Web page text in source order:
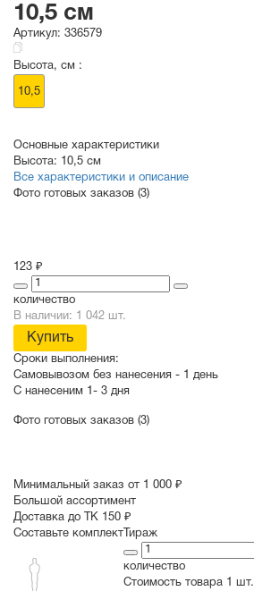
10,5 см
Артикул: 336579
Высота, см :
10,5
Основные характеристики
Высота: 10,5 см
Все характеристики и описание
Фото готовых заказов (3)
123 ₽
количество
В наличии: 1 042 шт.
Купить
Сроки выполнения:
Самовывозом без нанесения - 1 день
С нанесеним 1- 3 дня
Фото готовых заказов (3)
Минимальный заказ от 1 000 ₽
Большой ассортимент
Доставка до ТК 150 ₽
Составьте комплект Тираж
количество
Стоимость товара 1 шт.